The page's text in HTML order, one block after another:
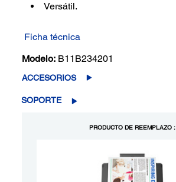
Versátil.
Ficha técnica
Modelo: B11B234201
ACCESORIOS
SOPORTE
PRODUCTO DE REEMPLAZO :